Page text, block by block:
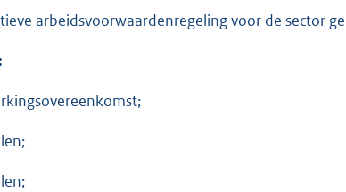
arbeidsvoorwaardenregeling voor de sector